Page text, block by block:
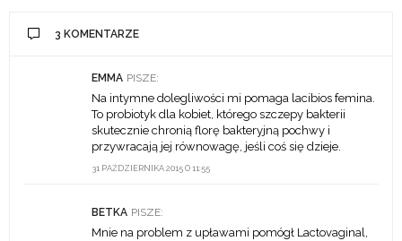
3 KOMENTARZE
EMMA PISZE:
31 PAŹDZIERNIKA 2015 O 11:55
Na intymne dolegliwości mi pomaga lacibios femina.
To probiotyk dla kobiet, którego szczepy bakterii
skutecznie chronią florę bakteryjną pochwy i
przywracają jej równowagę, jeśli coś się dzieje.
BETKA PISZE:
Mnie na problem z upławami pomógł Lactovaginal,